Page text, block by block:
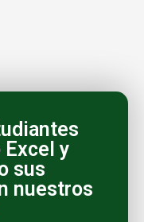
y
sus
nuestros